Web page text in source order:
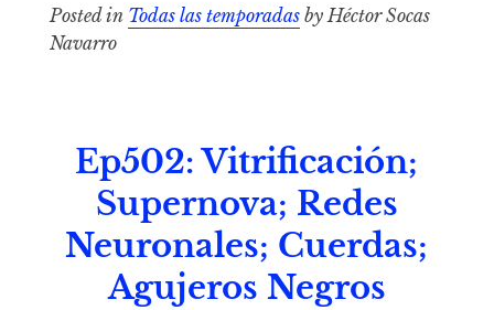
Posted in Todas las temporadasby Héctor Socas
Navarro
Ep502: Vitrificación;
Supernova; Redes
Neuronales; Cuerdas;
Agujeros Negros